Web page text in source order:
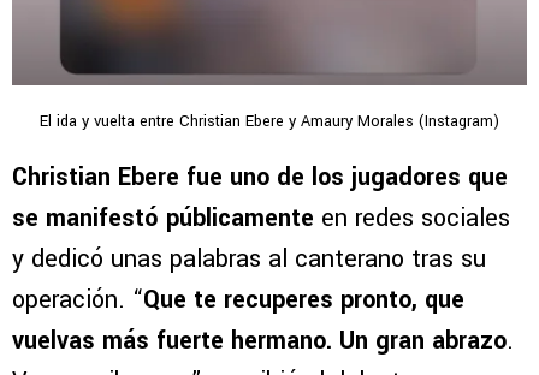
El ida y vuelta entre Christian Ebere y Amaury Morales (Instagram)
Christian Ebere fue uno de los jugadores que
se manifestó públicamente en redes sociales
y dedicó unas palabras al canterano tras su
operación. “Que te recuperes pronto, que
vuelvas más fuerte hermano. Un gran abrazo.